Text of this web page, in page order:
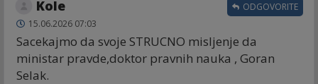
Kole
15.06.2026 07:03
Sacekajmo da svoje STRUCNO misljenje da
ministar pravde,doktor pravnih nauka , Goran
Selak.
ODGOVORITE